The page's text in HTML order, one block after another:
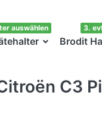
auswählen
Brodit
3.
C3